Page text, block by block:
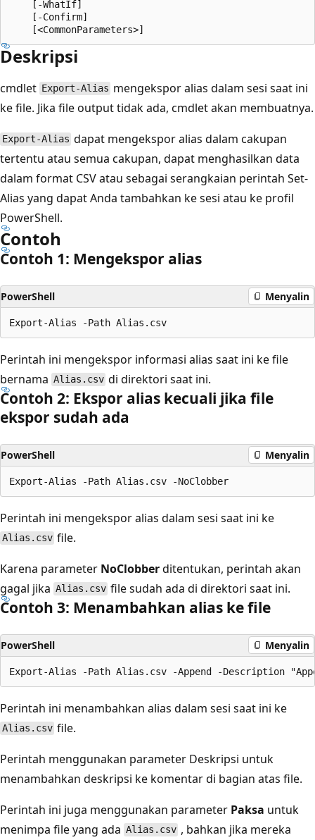
    [-WhatIf]
    [-Confirm]
Deskripsi
cmdlet Export-Alias mengekspor alias dalam sesi saat ini
ke file. Jika file output tidak ada, cmdlet akan membuatnya.
Export-Alias dapat mengekspor alias dalam cakupan
tertentu atau semua cakupan, dapat menghasilkan data
dalam format CSV atau sebagai serangkaian perintah Set-
Alias yang dapat Anda tambahkan ke sesi atau ke profil
PowerShell.
Contoh
Contoh 1: Mengekspor alias
PowerShell Menyalin
Perintah ini mengekspor informasi alias saat ini ke file
bernama Alias.csv di direktori saat ini.
Contoh 2: Ekspor alias kecuali jika file
ekspor sudah ada
PowerShell Menyalin
Perintah ini mengekspor alias dalam sesi saat ini ke
Alias.csv file.
Karena parameter NoClobberditentukan, perintah akan
gagal jika Alias.csv file sudah ada di direktori saat ini.
Contoh 3: Menambahkan alias ke file
PowerShell Menyalin
Perintah ini menambahkan alias dalam sesi saat ini ke
Alias.csv file.
Perintah menggunakan parameter Deskripsi untuk
menambahkan deskripsi ke komentar di bagian atas file.
Perintah ini juga menggunakan parameter Paksa untuk
menimpa file yang ada Alias.csv , bahkan jika mereka